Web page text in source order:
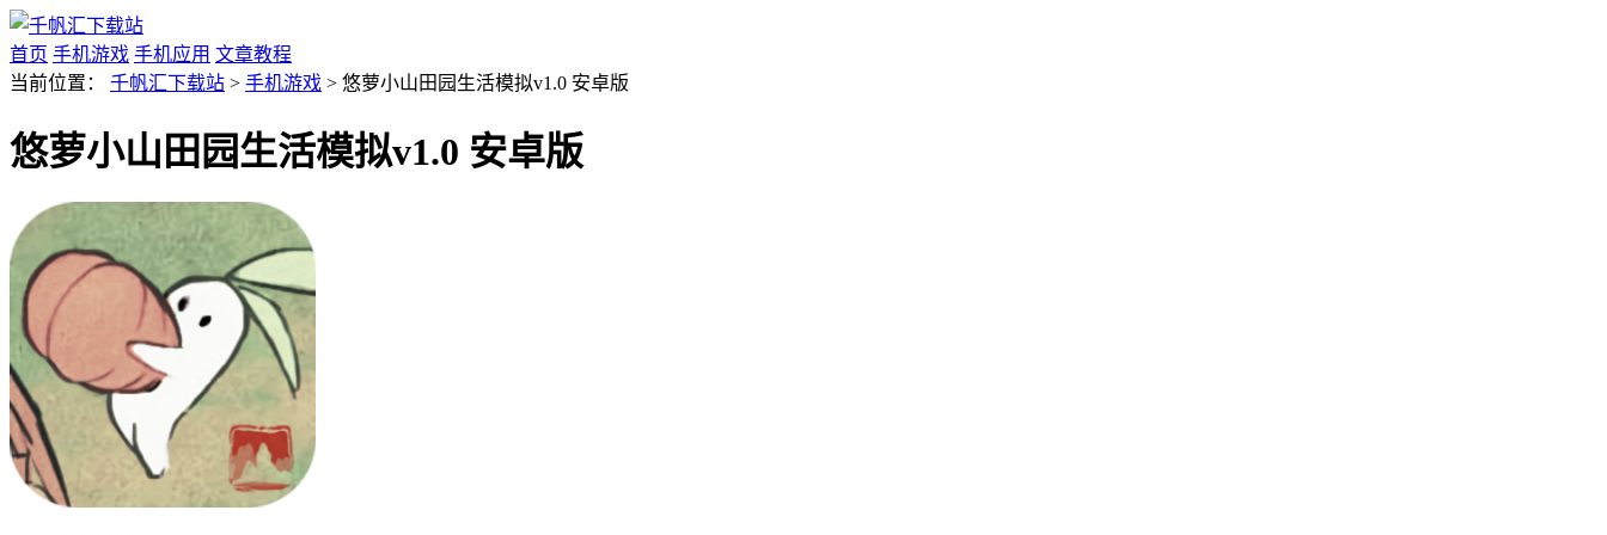
首页 手机游戏 手机应用 文章教程
当前位置： 千帆汇下载站 > 手机游戏 > 悠萝小山田园生活模拟v1.0 安卓版
悠萝小山田园生活模拟v1.0 安卓版